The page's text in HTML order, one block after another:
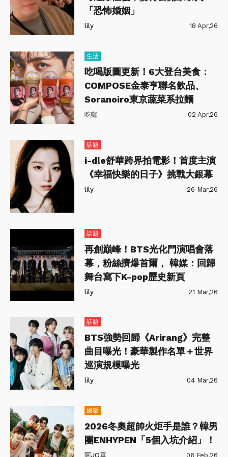
「恐怖婚姻」
lily 18 Apr,26
生活
吃喝版圖更新！6大登台美食：
COMPOSE金泰亨聯名飲品、
Soranoiro東京蔬菜系拉麵
吃咖 02 Apr,26
話題
i-dle舒華跨界拍電影！首度主演
《幸福快樂的日子》挑戰大銀幕
lily 26 Mar,26
話題
再創巔峰！BTS光化門演唱會落
幕，粉絲擠爆首爾， 韓媒：回歸
舞台寫下K-pop歷史新頁
lily 21 Mar,26
話題
BTS強勢回歸《Arirang》完整
曲目曝光！豪華製作名單＋世界
巡演規模曝光
lily 04 Mar,26
娛樂
2026冬奧超帥火炬手是誰？韓男
團ENHYPEN「5個入坑介紹」！
阿JO喜 06 Feb,26